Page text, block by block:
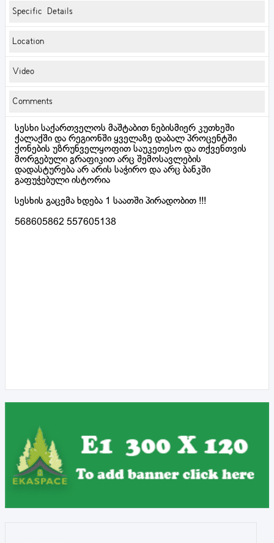
Specific Details
Location
Video
Comments
სესხი საქართველოს მაშტაბით ნებისმიერ კუთხეში
ქალაქში და რეგიონში ყველაზე დაბალ პროცენტში
ქონების უზრუნველყოფით საუკეთესო და თქვენთვის
მორგებული გრაფიკით არც შემოსავლების
დადასტურება არ არის საჭირო და არც ბანკში
გაფუჭებული ისტორია
სესხის გაცემა ხდება 1 საათში პირადობით !!!
568605862 557605138